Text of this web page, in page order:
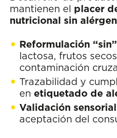
mantienen el placer
nutricional sin
Reformulación “sin”
lactosa, frutos
contaminación
Trazabilidad y
en etiquetado de
Validación sensorial
aceptación del